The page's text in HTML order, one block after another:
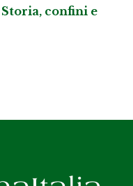
Storia, confini e